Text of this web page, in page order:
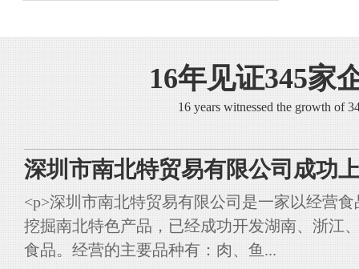
16年见证345家
16 years witnessed the growth of
深圳市南北特贸易有限公司成功
<p>深圳市南北特贸易有限公司是一家以经营
挖掘南北特色产品，已经成功开发湖南、浙江
食品。经营的主要品种有：肉、鱼...